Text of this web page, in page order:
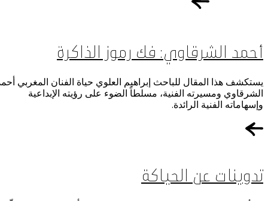
أحمد الشرقاوي: فك رموز الذاكرة
يستكشف هذا المقال للباحث إبراهيم العلوي حياة الفنان المغربي
الشرقاوي ومسيرته الفنية، مسلطاً الضوء على رؤيته الإبداعية
وإسهاماته الفنية الرائدة.
تدوينات عن الحياكة